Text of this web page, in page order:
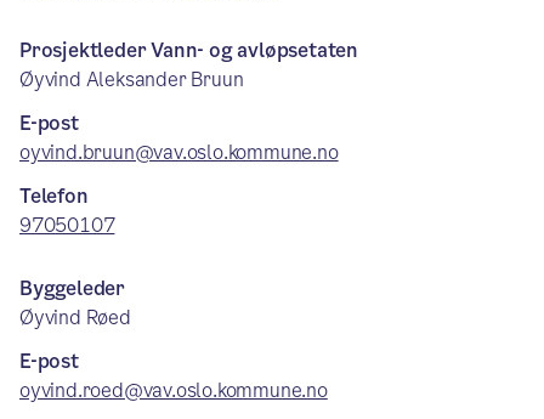
Prosjektleder Vann- og avløpsetaten
Øyvind Aleksander Bruun
E-post
oyvind.bruun@vav.oslo.kommune.no
Telefon
97050107
Byggeleder
Øyvind Røed
E-post
oyvind.roed@vav.oslo.kommune.no